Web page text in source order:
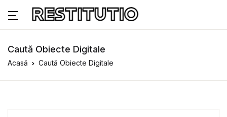
Caută Obiecte Digitale
Acasă Caută Obiecte Digitale